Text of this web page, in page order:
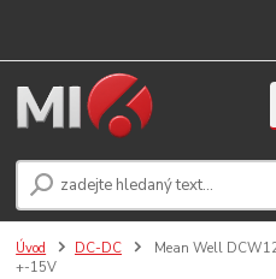
Úvod DC-DC
Mean Well
+-15V